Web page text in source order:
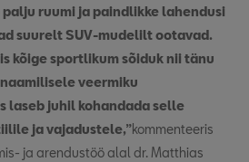
ruumi ja paindlikke lahendusi
suurelt SUV-mudelilt ootavad.
kõige sportlikum sõiduk nii tänu
veermiku
laseb juhil kohandada selle
ja vajadustele,”kommenteeris
ja arendustöö alal dr. Matthias